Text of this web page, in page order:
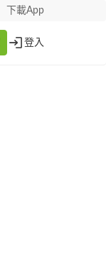
下載App
登入